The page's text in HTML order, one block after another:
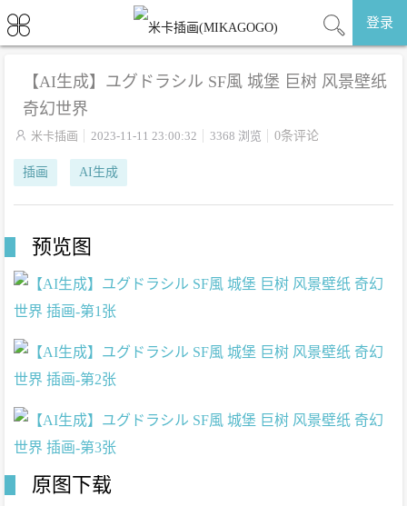
登录
【AI生成】ユグドラシル SF風 城堡 巨树 风景壁纸
奇幻世界
 米卡插画 2023-11-11 23:00:32 3368 浏览 0条评论
插画 AI生成
预览图
原图下载